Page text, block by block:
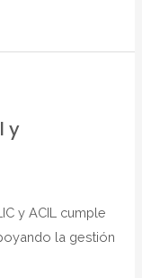
y
y ACIL cumple
la gestión